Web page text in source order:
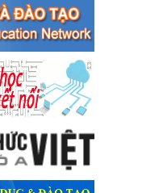
TTg ngày 27/05/2023
cường phòng ngừa, đấu
quan đến hoạt động
ngày 27/05/2023 của
ngừa, đấu tranh tội
hoạt động tổ chức đánh